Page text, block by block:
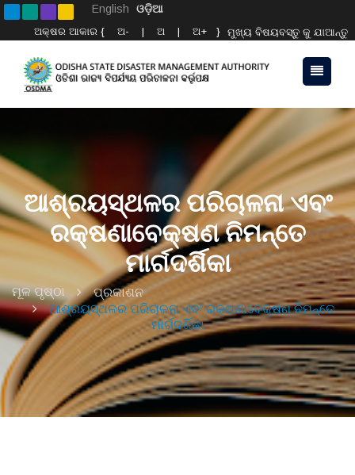
English ଓଡ଼ିଆ
ମୁଖ୍ୟ ବିଷୟବସ୍ତୁ କୁ ଯାଆନ୍ତୁ
ଅକ୍ଷର ଆକାର { ଅ- | ଅ | ଅ+ }
ଆଶ୍ରୟସ୍ଥଳର ପରିଚାଳନା ଏବଂ
ରକ୍ଷଣାବେକ୍ଷଣ ନିମନ୍ତେ
ମାର୍ଗଦର୍ଶିକା
ମୂଳ ପୃଷ୍ଠା
ପ୍ରକାଶନ
ଆଶ୍ରୟସ୍ଥଳର ପରିଚାଳନା ଏବଂ ରକ୍ଷଣାବେକ୍ଷଣ ନିମନ୍ତେ
ମାର୍ଗଦର୍ଶିକା